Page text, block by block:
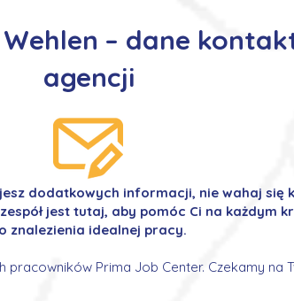
– dane
agencji
dodatkowych informacji, nie wahaj się
jest tutaj, aby pomóc Ci na każdym
znalezienia idealnej pracy.
pracowników Prima Job Center. Czekamy na